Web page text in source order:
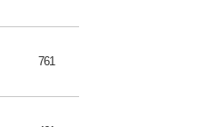
761